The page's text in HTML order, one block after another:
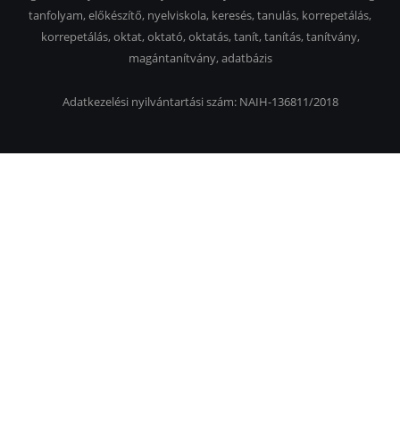
tanfolyam, előkészítő, nyelviskola, keresés, tanulás, korrepetálás,
korrepetálás, oktat, oktató, oktatás, tanít, tanítás, tanítvány,
magántanítvány, adatbázis
Adatkezelési nyilvántartási szám: NAIH-136811/2018